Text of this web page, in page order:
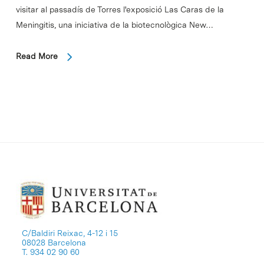
visitar al passadís de Torres l'exposició Las Caras de la
Meningitis, una iniciativa de la biotecnològica New…
Read More
C/Baldiri Reixac, 4-12 i 15
08028 Barcelona
T. 934 02 90 60